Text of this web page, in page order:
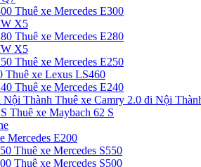
Thuê xe Mercedes E300
X5
Thuê xe Mercedes E280
X5
Thuê xe Mercedes E250
Thuê xe Lexus LS460
Thuê xe Mercedes E240
Thuê xe Camry 2.0 đi Nội
Thuê xe Maybach 62 S
Mercedes E200
Thuê xe Mercedes S550
Thuê xe Mercedes S500